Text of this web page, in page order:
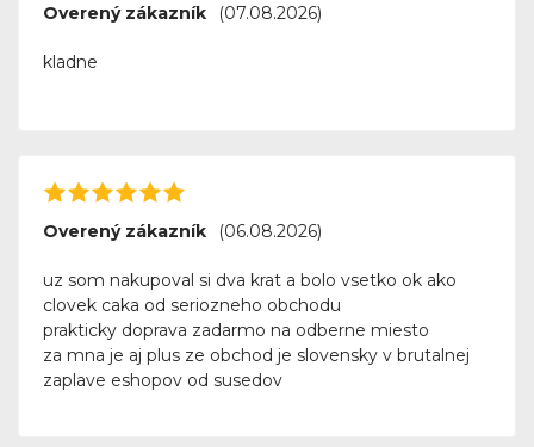
Overený zákazník (07.08.2026)
kladne
Overený zákazník (06.08.2026)
uz som nakupoval si dva krat a bolo vsetko ok ako
clovek caka od seriozneho obchodu
prakticky doprava zadarmo na odberne miesto
za mna je aj plus ze obchod je slovensky v brutalnej
zaplave eshopov od susedov